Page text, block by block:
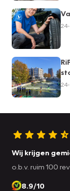
Wij krijgen
o.b.v. ruim 100
8.9/10